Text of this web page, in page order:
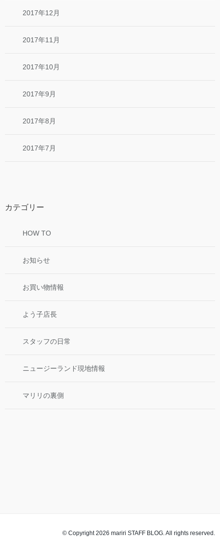
2017年12月
2017年11月
2017年10月
2017年9月
2017年8月
2017年7月
カテゴリー
HOW TO
お知らせ
お買い物情報
よう子店長
スタッフの日常
ニュージーランド現地情報
マリリの裏側
© Copyright 2026 mariri STAFF BLOG. All rights reserved.